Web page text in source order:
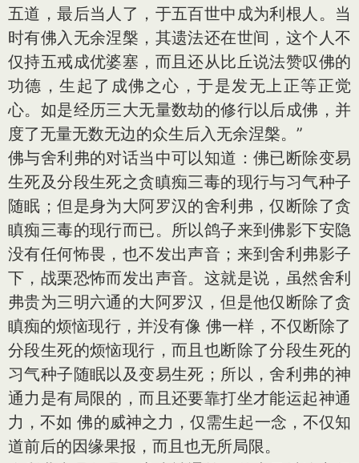
五道，最后当人了，于五百世中成为利根人。当
时有佛入无余涅槃，其遗法还在世间，这个人不
仅持五戒成优婆塞，而且还从比丘说法赞叹佛的
功德，生起了成佛之心，于是发无上正等正觉
心。如是经历三大无量数劫的修行以后成佛，并
度了无量无数无边的众生后入无余涅槃。”
佛与舍利弗的对话当中可以知道：佛已断除变易
生死及分段生死之贪瞋痴三毒的现行与习气种子
随眠；但是身为大阿罗汉的舍利弗，仅断除了贪
瞋痴三毒的现行而已。所以鸽子来到佛影下安隐
没有任何怖畏，也不发出声音；来到舍利弗影子
下，战栗恐怖而发出声音。这就是说，虽然舍利
弗贵为三明六通的大阿罗汉，但是他仅断除了贪
瞋痴的烦恼现行，并没有像 佛一样，不仅断除了
分段生死的烦恼现行，而且也断除了分段生死的
习气种子随眠以及变易生死；所以，舍利弗的神
通力是有局限的，而且还要靠打坐才能运起神通
力，不如 佛的威神之力，仅需生起一念，不仅知
道前后的因缘果报，而且也无所局限。